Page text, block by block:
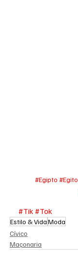
#Egipto #Egito
#Tik #Tok
Estilo & VidaModa
Cívico
Maçonaria